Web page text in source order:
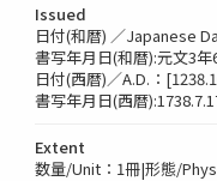
Issued
日付(和暦) ／Japanese
書写年月日(和暦):元文3年
日付(西暦)／A.D.：
書写年月日(西暦
Extent
数量/Unit：1冊|形態/